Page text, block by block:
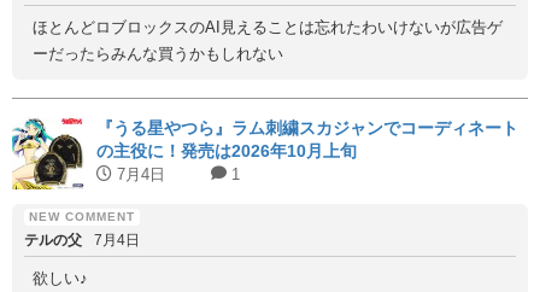
ほとんどロブロックスのAI見えることは忘れたわいけないが広告ゲ
ーだったらみんな買うかもしれない
『うる星やつら』ラム刺繍スカジャンでコーディネート
の主役に！発売は2026年10月上旬
7月4日 1
テルの父 7月4日
欲しい♪